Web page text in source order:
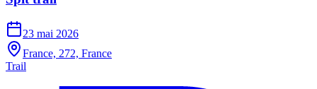
23 mai 2026
France, 272, France
Trail